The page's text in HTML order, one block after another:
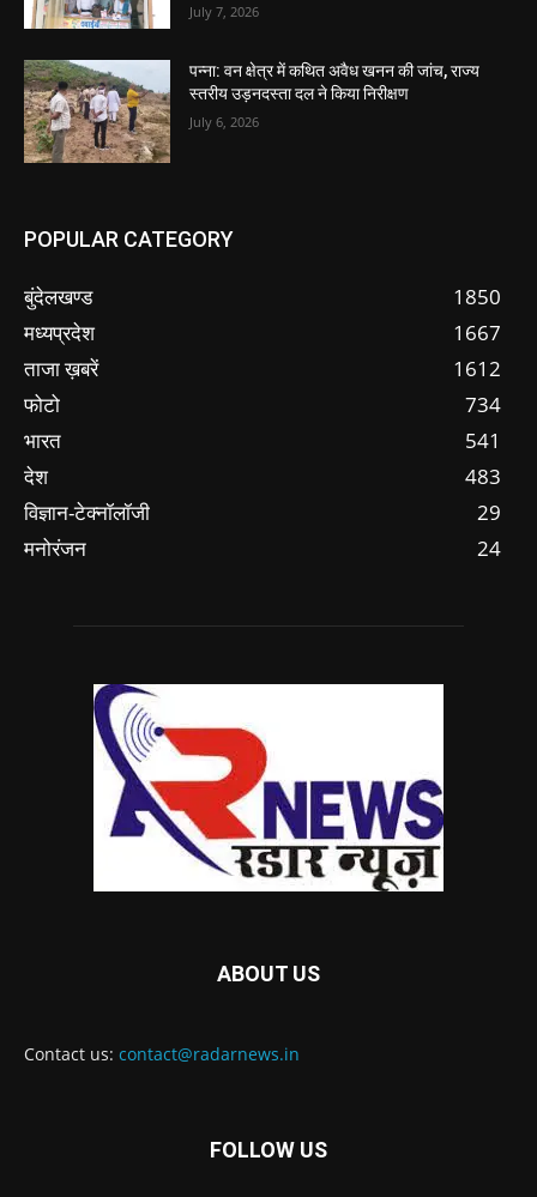
July 7, 2026
पन्ना: वन क्षेत्र में कथित अवैध खनन की जांच, राज्य
स्तरीय उड़नदस्ता दल ने किया निरीक्षण
July 6, 2026
POPULAR CATEGORY
बुंदेलखण्ड
1850
मध्यप्रदेश
1667
ताजा ख़बरें
1612
फोटो
734
भारत
541
देश
483
विज्ञान-टेक्नॉलॉजी
29
मनोरंजन
24
ABOUT US
Contact us: contact@radarnews.in
FOLLOW US